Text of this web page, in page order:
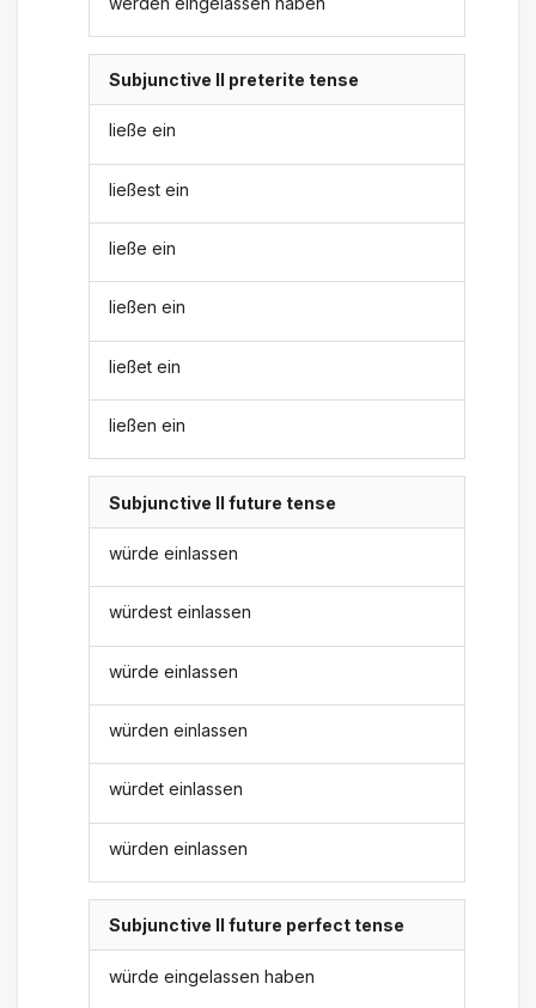
Subjunctive II preterite tense
ließe ein
ließest ein
ließe ein
ließen ein
ließet ein
ließen ein
Subjunctive II future tense
würde einlassen
würdest einlassen
würde einlassen
würden einlassen
würdet einlassen
würden einlassen
Subjunctive II future perfect tense
würde eingelassen haben